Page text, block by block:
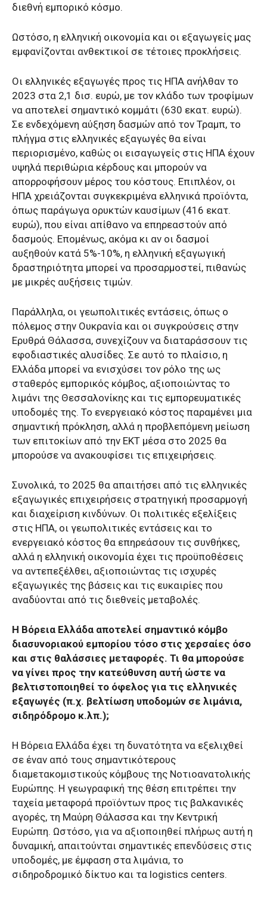
διεθνή εμπορικό κόσμο.
Ωστόσο, η ελληνική οικονομία και οι εξαγωγείς μας
εμφανίζονται ανθεκτικοί σε τέτοιες προκλήσεις.
Οι ελληνικές εξαγωγές προς τις ΗΠΑ ανήλθαν το
2023 στα 2,1 δισ. ευρώ, με τον κλάδο των τροφίμων
να αποτελεί σημαντικό κομμάτι (630 εκατ. ευρώ).
Σε ενδεχόμενη αύξηση δασμών από τον Τραμπ, το
πλήγμα στις ελληνικές εξαγωγές θα είναι
περιορισμένο, καθώς οι εισαγωγείς στις ΗΠΑ έχουν
υψηλά περιθώρια κέρδους και μπορούν να
απορροφήσουν μέρος του κόστους. Επιπλέον, οι
ΗΠΑ χρειάζονται συγκεκριμένα ελληνικά προϊόντα,
όπως παράγωγα ορυκτών καυσίμων (416 εκατ.
ευρώ), που είναι απίθανο να επηρεαστούν από
δασμούς. Επομένως, ακόμα κι αν οι δασμοί
αυξηθούν κατά 5%-10%, η ελληνική εξαγωγική
δραστηριότητα μπορεί να προσαρμοστεί, πιθανώς
με μικρές αυξήσεις τιμών.
Παράλληλα, οι γεωπολιτικές εντάσεις, όπως ο
πόλεμος στην Ουκρανία και οι συγκρούσεις στην
Ερυθρά Θάλασσα, συνεχίζουν να διαταράσσουν τις
εφοδιαστικές αλυσίδες. Σε αυτό το πλαίσιο, η
Ελλάδα μπορεί να ενισχύσει τον ρόλο της ως
σταθερός εμπορικός κόμβος, αξιοποιώντας το
λιμάνι της Θεσσαλονίκης και τις εμπορευματικές
υποδομές της. Το ενεργειακό κόστος παραμένει μια
σημαντική πρόκληση, αλλά η προβλεπόμενη μείωση
των επιτοκίων από την ΕΚΤ μέσα στο 2025 θα
μπορούσε να ανακουφίσει τις επιχειρήσεις.
Συνολικά, το 2025 θα απαιτήσει από τις ελληνικές
εξαγωγικές επιχειρήσεις στρατηγική προσαρμογή
και διαχείριση κινδύνων. Οι πολιτικές εξελίξεις
στις ΗΠΑ, οι γεωπολιτικές εντάσεις και το
ενεργειακό κόστος θα επηρεάσουν τις συνθήκες,
αλλά η ελληνική οικονομία έχει τις προϋποθέσεις
να αντεπεξέλθει, αξιοποιώντας τις ισχυρές
εξαγωγικές της βάσεις και τις ευκαιρίες που
αναδύονται από τις διεθνείς μεταβολές.
H Βόρεια Ελλάδα αποτελεί σημαντικό κόμβο
διασυνοριακού εμπορίου τόσο στις χερσαίες όσο
και στις θαλάσσιες μεταφορές. Τι θα μπορούσε
να γίνει προς την κατεύθυνση αυτή ώστε να
βελτιστοποιηθεί το όφελος για τις ελληνικές
εξαγωγές (π.χ. βελτίωση υποδομών σε λιμάνια,
σιδηρόδρομο κ.λπ.);
Η Βόρεια Ελλάδα έχει τη δυνατότητα να εξελιχθεί
σε έναν από τους σημαντικότερους
διαμετακομιστικούς κόμβους της Νοτιοανατολικής
Ευρώπης. Η γεωγραφική της θέση επιτρέπει την
ταχεία μεταφορά προϊόντων προς τις βαλκανικές
αγορές, τη Μαύρη Θάλασσα και την Κεντρική
Ευρώπη. Ωστόσο, για να αξιοποιηθεί πλήρως αυτή η
δυναμική, απαιτούνται σημαντικές επενδύσεις στις
υποδομές, με έμφαση στα λιμάνια, το
σιδηροδρομικό δίκτυο και τα logistics centers.